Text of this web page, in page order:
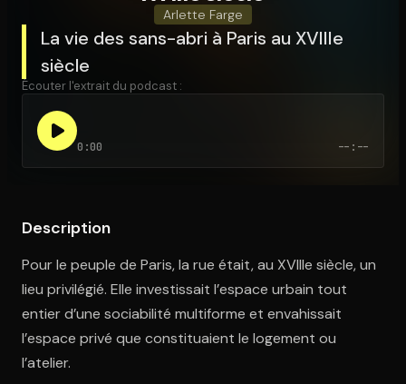
Ouvre l'app Appareil photo, pointe sur le code. C'est gratuit à
Arlette Farge
La vie des sans-abri à Paris au XVIIIe
siècle
Écouter l'extrait du podcast :
0:00 --:--
Description
Pour le peuple de Paris, la rue était, au XVIIIe siècle, un
lieu privilégié. Elle investissait l’espace urbain tout
entier d’une sociabilité multiforme et envahissait
l’espace privé que constituaient le logement ou
l’atelier.